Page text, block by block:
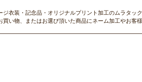
衣装・記念品・オリジナルプリント加工のムラタック
買い物、またはお選び頂いた商品にネーム加工やお客